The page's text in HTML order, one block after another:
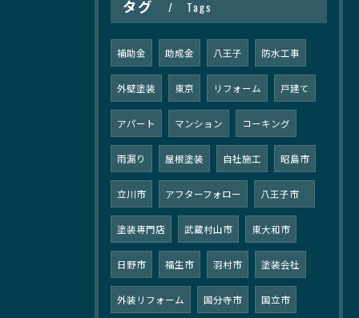
タグ Tags
補助金 助成金 八王子 防水工事
外壁塗装 東京 リフォーム 戸建て
アパート マンション コーキング
雨漏り 屋根塗装 自社施工 昭島市
立川市 アフターフォロー 八王子市
塗装専門店 武蔵村山市 東大和市
日野市 福生市 羽村市 塗装会社
外装リフォーム 国分寺市 国立市